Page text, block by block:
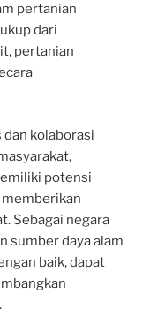
pertanian
dari
pertanian
kolaborasi
potensi
Sebagai negara
sumber daya alam
baik, dapat